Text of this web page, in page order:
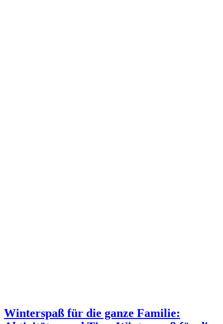
Winterspaß für die ganze Familie: